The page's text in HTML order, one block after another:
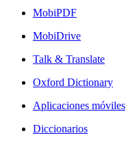
MobiPDF
MobiDrive
Talk & Translate
Oxford Dictionary
Aplicaciones móviles
Diccionarios